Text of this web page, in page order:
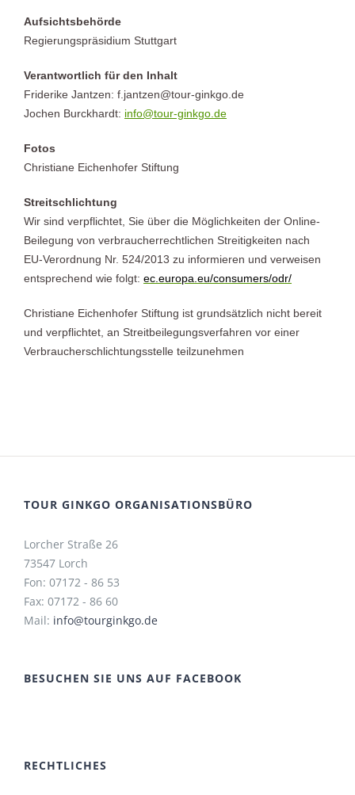
Aufsichtsbehörde
Regierungspräsidium Stuttgart
Verantwortlich für den Inhalt
Friderike Jantzen: f.jantzen@tour-ginkgo.de
Jochen Burckhardt: info@tour-ginkgo.de
Fotos
Christiane Eichenhofer Stiftung
Streitschlichtung
Wir sind verpflichtet, Sie über die Möglichkeiten der Online-
Beilegung von verbraucherrechtlichen Streitigkeiten nach
EU-Verordnung Nr. 524/2013 zu informieren und verweisen
entsprechend wie folgt: ec.europa.eu/consumers/odr/
Christiane Eichenhofer Stiftung ist grundsätzlich nicht bereit
und verpflichtet, an Streitbeilegungsverfahren vor einer
Verbraucherschlichtungsstelle teilzunehmen
TOUR GINKGO ORGANISATIONSBÜRO
Lorcher Straße 26
73547 Lorch
Fon: 07172 - 86 53
Fax: 07172 - 86 60
Mail: info@tourginkgo.de
BESUCHEN SIE UNS AUF FACEBOOK
RECHTLICHES